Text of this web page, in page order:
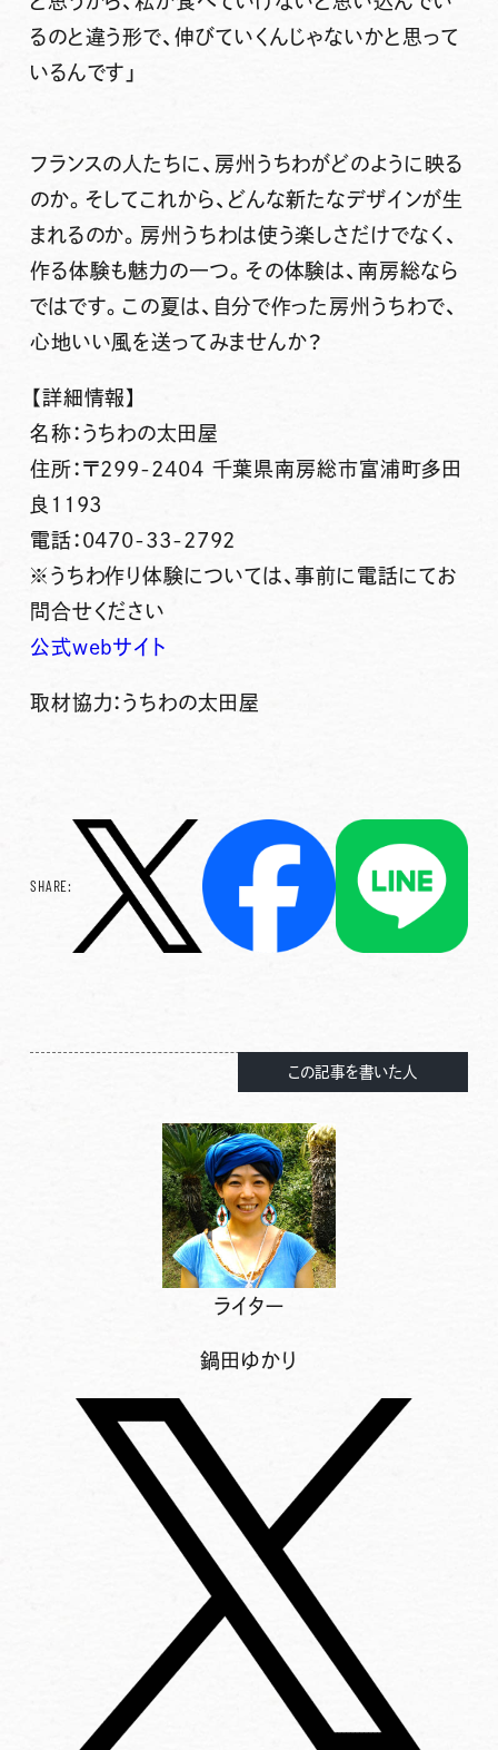
るのと違う形で、伸びていくんじゃないかと思って
いるんです」
フランスの人たちに、房州うちわがどのように映る
のか。そしてこれから、どんな新たなデザインが生
まれるのか。房州うちわは使う楽しさだけでなく、
作る体験も魅力の一つ。その体験は、南房総なら
ではです。この夏は、自分で作った房州うちわで、
心地いい風を送ってみませんか？
【詳細情報】
名称：うちわの太田屋
住所：〒299-2404 千葉県南房総市富浦町多田
良1193
電話：0470-33-2792
※うちわ作り体験については、事前に電話にてお
問合せください
公式webサイト
取材協力：うちわの太田屋
SHARE:
この記事を書いた人
ライター
鍋田ゆかり